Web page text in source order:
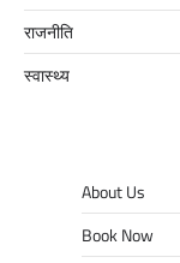
राजनीति
स्वास्थ्य
About Us
Book Now